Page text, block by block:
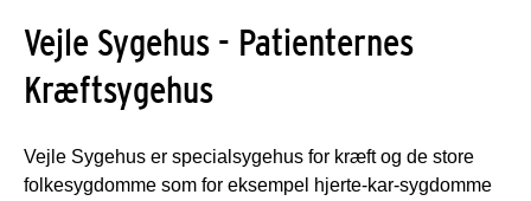
Vejle Sygehus - Patienternes
Kræftsygehus
Vejle Sygehus er specialsygehus for kræft og de store
folkesygdomme som for eksempel hjerte-kar-sygdomme